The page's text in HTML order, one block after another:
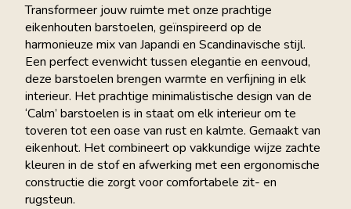
Transformeer jouw ruimte met onze prachtige
eikenhouten barstoelen, geïnspireerd op de
harmonieuze mix van Japandi en Scandinavische stijl.
Een perfect evenwicht tussen elegantie en eenvoud,
deze barstoelen brengen warmte en verfijning in elk
interieur. Het prachtige minimalistische design van de
‘Calm’ barstoelen is in staat om elk interieur om te
toveren tot een oase van rust en kalmte. Gemaakt van
eikenhout. Het combineert op vakkundige wijze zachte
kleuren in de stof en afwerking met een ergonomische
constructie die zorgt voor comfortabele zit- en
rugsteun.